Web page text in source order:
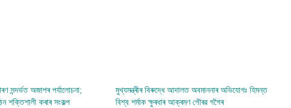
সন্দৰ্ভত অজাপৰ পৰ্যালোচনা;
শক্তিশালী কৰাৰ সংকল্প
মুখ্যমন্ত্ৰীৰ বিৰুদ্ধে আদালত অবমাননাৰ অভিযোগঃ হিমন্ত
বিশ্ব শৰ্মাক ক্ষুৰধাৰ আক্ৰমণ গৌৰৱ গগৈৰ